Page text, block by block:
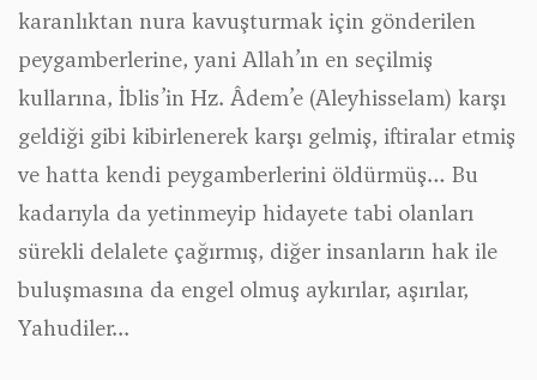
karanlıktan nura kavuşturmak için gönderilen
peygamberlerine, yani Allah’ın en seçilmiş
kullarına, İblis’in Hz. Âdem’e (Aleyhisselam) karşı
geldiği gibi kibirlenerek karşı gelmiş, iftiralar etmiş
ve hatta kendi peygamberlerini öldürmüş… Bu
kadarıyla da yetinmeyip hidayete tabi olanları
sürekli delalete çağırmış, diğer insanların hak ile
buluşmasına da engel olmuş aykırılar, aşırılar,
Yahudiler...